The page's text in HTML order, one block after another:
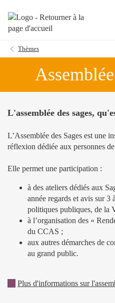
Thèmes
L'assemblée des sages,
L’Assemblée des Sages est une
réflexion dédiée aux personnes
Elle permet une participation :
à des ateliers dédiés aux
année regards et avis sur 3
politiques publiques, de la
à l’organisation des «
du CCAS ;
aux autres démarches de
au grand public.
Plus d'informations sur